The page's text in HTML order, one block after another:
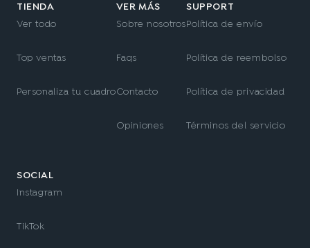
TIENDA
Ver todo
Top ventas
Personaliza tu cuadro
VER MÁS
Sobre nosotros
Faqs
Contacto
Opiniones
SUPPORT
Política de envío
Política de reembolso
Política de privacidad
Términos del servicio
SOCIAL
Instagram
TikTok